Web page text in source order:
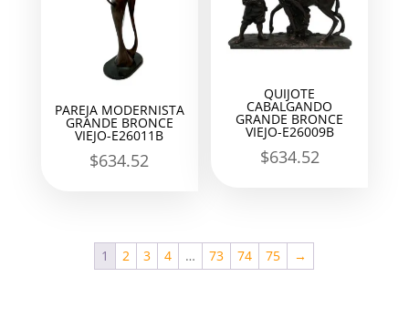
PAREJA MODERNISTA
GRANDE BRONCE
VIEJO-E26011B
$634.52
QUIJOTE
CABALGANDO
GRANDE BRONCE
VIEJO-E26009B
$634.52
1 2 3 4 … 73 74 75 →